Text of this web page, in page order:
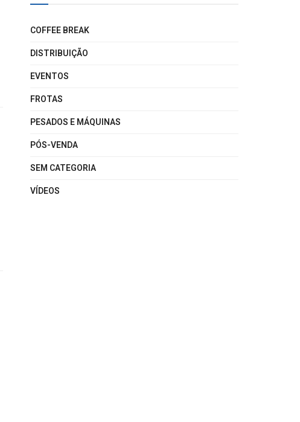
COFFEE BREAK
DISTRIBUIÇÃO
EVENTOS
FROTAS
PESADOS E MÁQUINAS
PÓS-VENDA
SEM CATEGORIA
VÍDEOS